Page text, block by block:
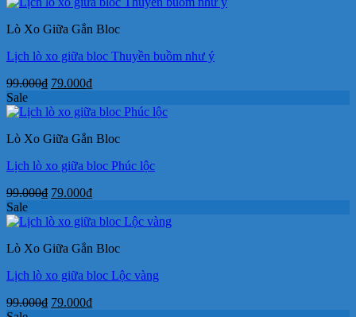
Lò Xo Giữa Gắn Bloc
Lịch lò xo giữa bloc Thuyền buồm như ý
99.000₫ Giá
là:
79.000₫Giá
tại
79.000₫.
Sale
Lò Xo Giữa Gắn Bloc
Lịch lò xo giữa bloc Phúc lộc
99.000₫ Giá
là:
79.000₫Giá
tại
79.000₫.
Sale
Lò Xo Giữa Gắn Bloc
Lịch lò xo giữa bloc Lộc vàng
99.000₫ Giá
79.000₫Giá